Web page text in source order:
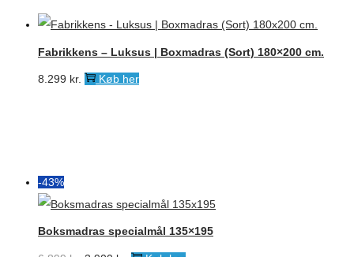
Fabrikkens – Luksus | Boxmadras (Sort) 180×200 cm.
8.299 kr. Køb her
-43%
Boksmadras specialmål 135×195